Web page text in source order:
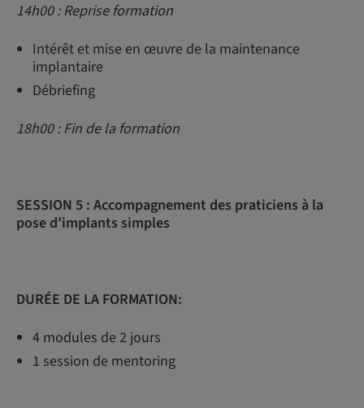
14h00 : Reprise formation
Intérêt et mise en œuvre de la maintenance
implantaire
Débriefing
18h00 : Fin de la formation
SESSION 5 : Accompagnement des praticiens à la
pose d’implants simples
DURÉE DE LA FORMATION:
4 modules de 2 jours
1 session de mentoring